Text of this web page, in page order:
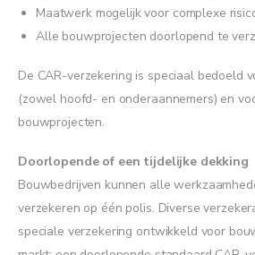
Maatwerk mogelijk voor complexe
Alle bouwprojecten doorlopend te
De CAR-verzekering is speciaal bedoeld
(zowel hoofd- en onderaannemers) en
bouwprojecten.
Doorlopende of een tijdelijke dekking
Bouwbedrijven kunnen alle
verzekeren op één polis. Diverse
speciale verzekering ontwikkeld voor